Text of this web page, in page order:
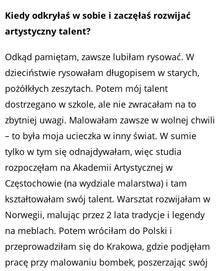
Kiedy odkryłaś w sobie i zaczęłaś rozwijać
artystyczny talent?
Odkąd pamiętam, zawsze lubiłam rysować. W
dzieciństwie rysowałam długopisem w starych,
pożółkłych zeszytach. Potem mój talent
dostrzegano w szkole, ale nie zwracałam na to
zbytniej uwagi. Malowałam zawsze w wolnej chwili
– to była moja ucieczka w inny świat. W sumie
tylko w tym się odnajdywałam, więc studia
rozpoczęłam na Akademii Artystycznej w
Częstochowie (na wydziale malarstwa) i tam
kształtowałam swój talent. Warsztat rozwijałam w
Norwegii, malując przez 2 lata tradycje i legendy
na meblach. Potem wróciłam do Polski i
przeprowadziłam się do Krakowa, gdzie podjęłam
pracę przy malowaniu bombek, poszerzając swój